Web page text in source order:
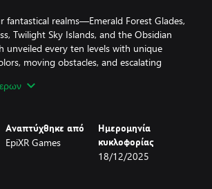
fantastical realms—Emerald Forest Glades,
Twilight Sky Islands, and the Obsidian
unveiled every ten levels with unique
moving obstacles, and escalating
Αναπτύχθηκε από
EpiXR Games
Ημερομηνία
κυκλοφορίας
18/12/2025